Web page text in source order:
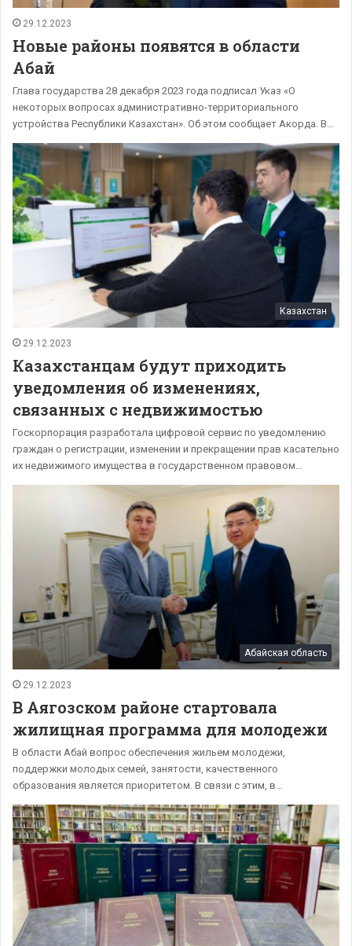
29.12.2023
Новые районы появятся в области
Абай
Глава государства 28 декабря 2023 года подписал Указ «О
некоторых вопросах административно-территориального
устройства Республики Казахстан». Об этом сообщает Акорда. В…
Казахстан
29.12.2023
Казахстанцам будут приходить
уведомления об изменениях,
связанных с недвижимостью
Госкорпорация разработала цифровой сервис по уведомлению
граждан о регистрации, изменении и прекращении прав касательно
их недвижимого имущества в государственном правовом…
Абайская область
29.12.2023
В Аягозском районе стартовала
жилищная программа для молодежи
В области Абай вопрос обеспечения жильем молодежи,
поддержки молодых семей, занятости, качественного
образования является приоритетом. В связи с этим, в…